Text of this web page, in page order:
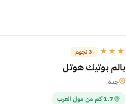
★★★ 3 نجوم
بالم بوتيك هوتل
جدة
1.7 كم من مول العرب